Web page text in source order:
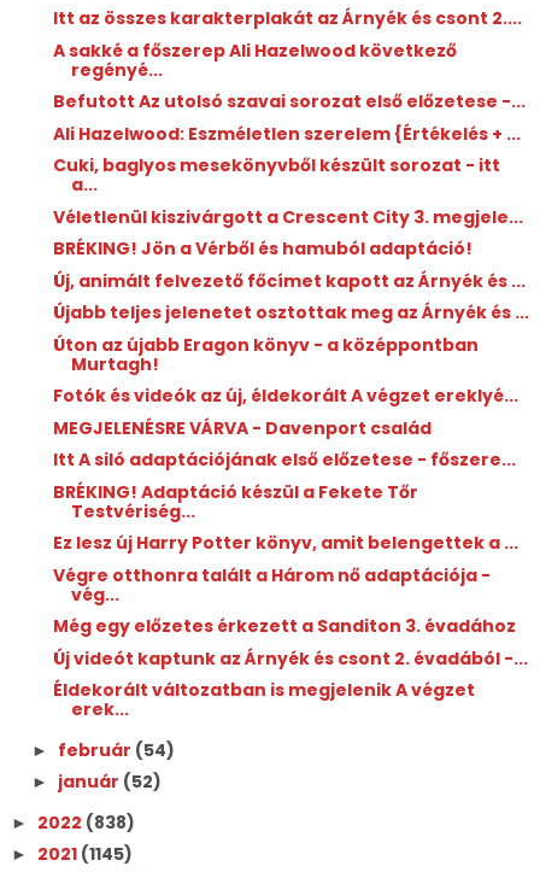
Itt az összes karakterplakát az Árnyék és csont 2....
A sakké a főszerep Ali Hazelwood következő
regényé...
Befutott Az utolsó szavai sorozat első előzetese -...
Ali Hazelwood: Eszméletlen ​szerelem {Értékelés + ...
Cuki, baglyos mesekönyvből készült sorozat - itt
a...
Véletlenül kiszivárgott a Crescent City 3. megjele...
BRÉKING! Jön a Vérből és hamuból adaptáció!
Új, animált felvezető főcímet kapott az Árnyék és ...
Újabb teljes jelenetet osztottak meg az Árnyék és ...
Úton az újabb Eragon könyv - a középpontban
Murtagh!
Fotók és videók az új, éldekorált A végzet ereklyé...
MEGJELENÉSRE VÁRVA - Davenport ​család
Itt A siló adaptációjának első előzetese - főszere...
BRÉKING! Adaptáció készül a Fekete Tőr
Testvériség...
Ez lesz új Harry Potter könyv, amit belengettek a ...
Végre otthonra talált a Három nő adaptációja -
vég...
Még egy előzetes érkezett a Sanditon 3. évadához
Új videót kaptunk az Árnyék és csont 2. évadából -...
Éldekorált változatban is megjelenik A végzet
erek...
► február (54)
► január (52)
► 2022 (838)
► 2021 (1145)